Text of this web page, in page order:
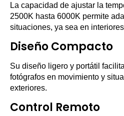
La capacidad de ajustar la
2500K hasta 6000K permite
situaciones, ya sea en
Diseño Compacto
Su diseño ligero y portátil
fotógrafos en movimiento y
exteriores.
Control Remoto